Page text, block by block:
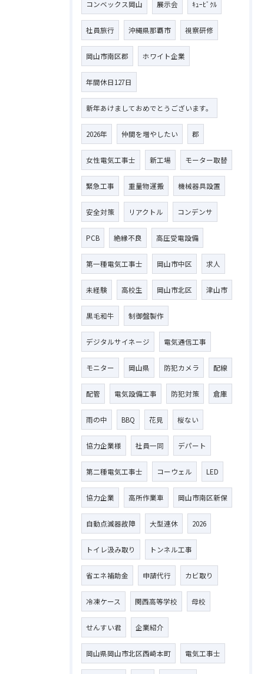
コンベックス岡山 展示会 ｷｭｰﾋﾞｸﾙ
社員旅行 沖縄県那覇市 視察研修
岡山市南区郡 ホワイト企業
年間休日127日
新年あけましておめでとうございます。
2026年 仲間を増やしたい 郡
女性電気工事士 新工場 モーター取替
緊急工事 重量物運搬 機械器具設置
安全対策 リアクトル コンデンサ
PCB 絶縁不良 高圧受電設備
第一種電気工事士 岡山市中区 求人
未経験 高校生 岡山市北区 津山市
黒毛和牛 制御盤製作
デジタルサイネージ 電気通信工事
モニター 岡山県 防犯カメラ 配線
配管 電気設備工事 防犯対策 倉庫
雨の中 BBQ 花見 桜ない
協力企業様 社員一同 デパート
第二種電気工事士 コーウェル LED
協力企業 高所作業車 岡山市南区新保
自動点滅器故障 大型連休 2026
トイレ汲み取り トンネル工事
省エネ補助金 申請代行 カビ取り
冷凍ケース 関西高等学校 母校
せんすい君 企業紹介
岡山県岡山市北区西崎本町 電気工事士
お問い合わせはこちら